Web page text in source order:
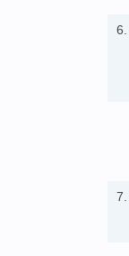
6.
7.